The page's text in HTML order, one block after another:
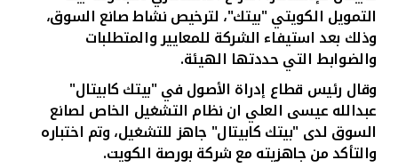
ألمانيا
ماليزيا
تركيا
التمويل الكويتي "بيتك"، لترخيص نشاط صانع السوق،
وذلك بعد استيفاء الشركة للمعايير والمتطلبات
والضوابط التي حددتها الهيئة.
وقال رئيس قطاع إدراة الأصول في "بيتك كابيتال"
عبدالله عيسى العلي ان نظام التشغيل الخاص لصانع
السوق لدى "بيتك كابيتال" جاهز للتشغيل، وتم اختباره
والتأكد من جاهزيته مع شركة بورصة الكويت.